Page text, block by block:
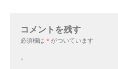
コメントを残す
必須欄は * がついています
。